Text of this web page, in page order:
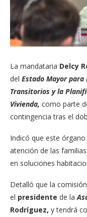
La mandataria Delcy
del Estado Mayor para
Transitorios y la
Vivienda, como parte
contingencia tras el
Indicó que este
atención de las
en soluciones
Detalló que la
el presidente de la
Rodríguez, y tendrá